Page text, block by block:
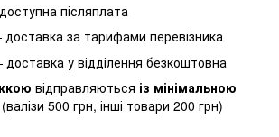
післяплата
за тарифами перевізника
у відділення безкоштовна
відправляються із мінімальною
(валізи 500 грн, інші товари 200 грн)